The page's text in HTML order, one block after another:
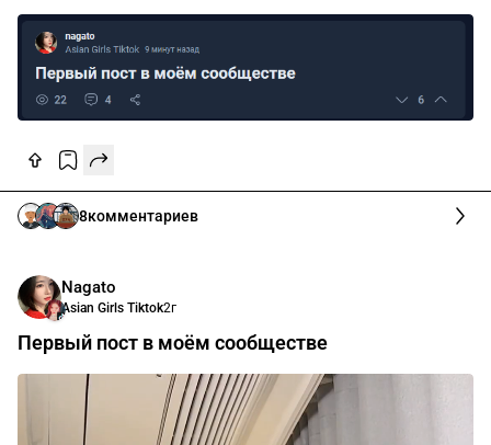
8комментариев
Nagato
Asian Girls Tiktok2г
Первый пост в моём сообществе